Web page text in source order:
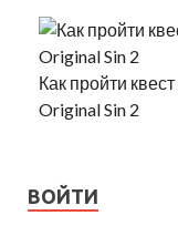
Как пройти
Original Sin 2
ВОЙТИ